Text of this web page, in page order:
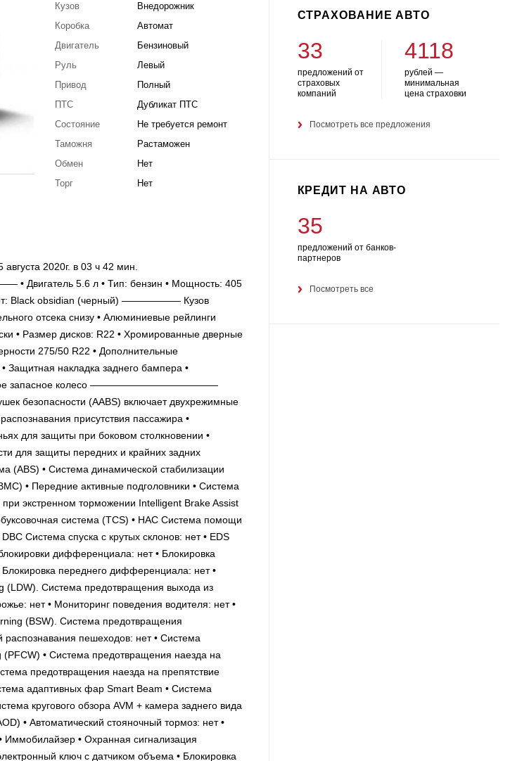
Кузов
Внедорожник
Коробка
Автомат
Двигатель
Бензиновый
Руль
Левый
Привод
Полный
ПТС
Дубликат ПТС
Состояние
Не требуется ремонт
Таможня
Растаможен
Обмен
Нет
Торг
Нет
2020г. в 03 ч 42 мин.
5.6 л • Тип: бензин • Мощность: 405
Black obsidian (черный) —————— Кузов
отсека снизу • Алюминиевые рейлинги
• Размер дисков: R22 • Хромированные дверные
275/50 R22 • Дополнительные
Защитная накладка заднего бампера •
запасное колесо —————————————
(AABS) включает двухрежимные
присутствия пассажира •
для защиты при боковом столкновении •
для защиты передних и крайних задних
(ABS) • Система динамической стабилизации
• Передние активные подголовники • Система
экстренном торможении Intelligent Brake Assist
система (TCS) • HAC Система помощи
Система спуска с крутых склонов: нет • EDS
дифференциала: нет • Блокировка
переднего дифференциала: нет •
Cистема предотвращения выхода из
нет • Мониторинг поведения водителя: нет •
(BSW). Система предотвращения
пешеходов: нет • Система
• Cистема предотвращения наезда на
предотвращения наезда на препятствие
адаптивных фар Smart Beam • Система
кругового обзора AVM + камера заднего вида
• Автоматический стояночный тормоз: нет •
• Охранная сигнализация
ключ с датчиком объема • Блокировка
СТРАХОВАНИЕ АВТО
33
предложений от
страховых
компаний
4118
рублей —
минимальная
цена страховки
Посмотреть все предложения
КРЕДИТ НА АВТО
35
предложений от банков-
партнеров
Посмотреть все